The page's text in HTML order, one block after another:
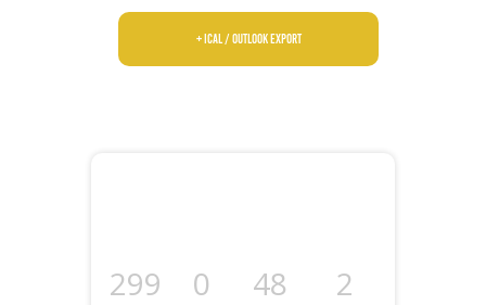
+ iCal / Outlook export
299 0 48 1